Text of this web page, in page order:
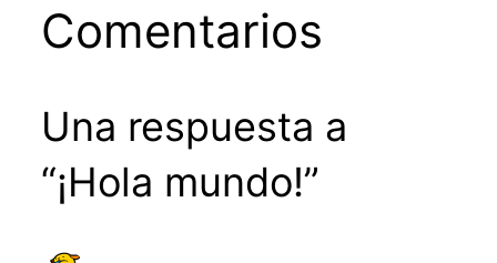
Comentarios
Una respuesta a
“¡Hola mundo!”